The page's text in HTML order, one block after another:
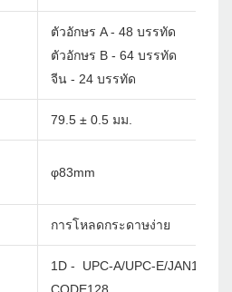
ตัวอักษร A - 48 บรรทัด
ตัวอักษร B - 64 บรรทัด
จีน - 24 บรรทัด
79.5 ± 0.5 มม.
φ83mm
การโหลดกระดาษง่าย
1D - UPC-A/UPC-E/